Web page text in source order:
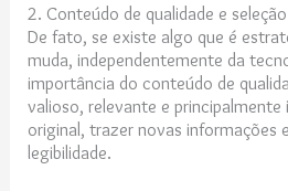
2. Conteúdo de qualidade e
De fato, se existe algo que é
muda, independentemente da
importância do conteúdo de
valioso, relevante e
original, trazer novas informações
legibilidade.